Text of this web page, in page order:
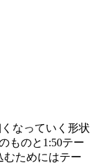
なっていく形状
ものと1:50テー
むためにはテー